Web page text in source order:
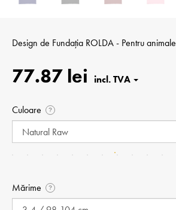
Design de Fundația ROLDA - Pentru animale
77.87 lei
Culoare ?
Mărime ?